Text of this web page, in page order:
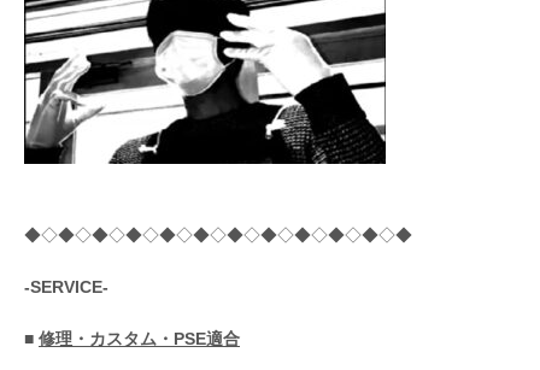
◆◇◆◇◆◇◆◇◆◇◆◇◆◇◆◇◆◇◆◇◆◇◆
-SERVICE-
■ 修理・カスタム・PSE適合